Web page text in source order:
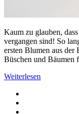
Kaum zu glauben,
vergangen sind! So
ersten Blumen aus der
Büschen und
Weiterlesen